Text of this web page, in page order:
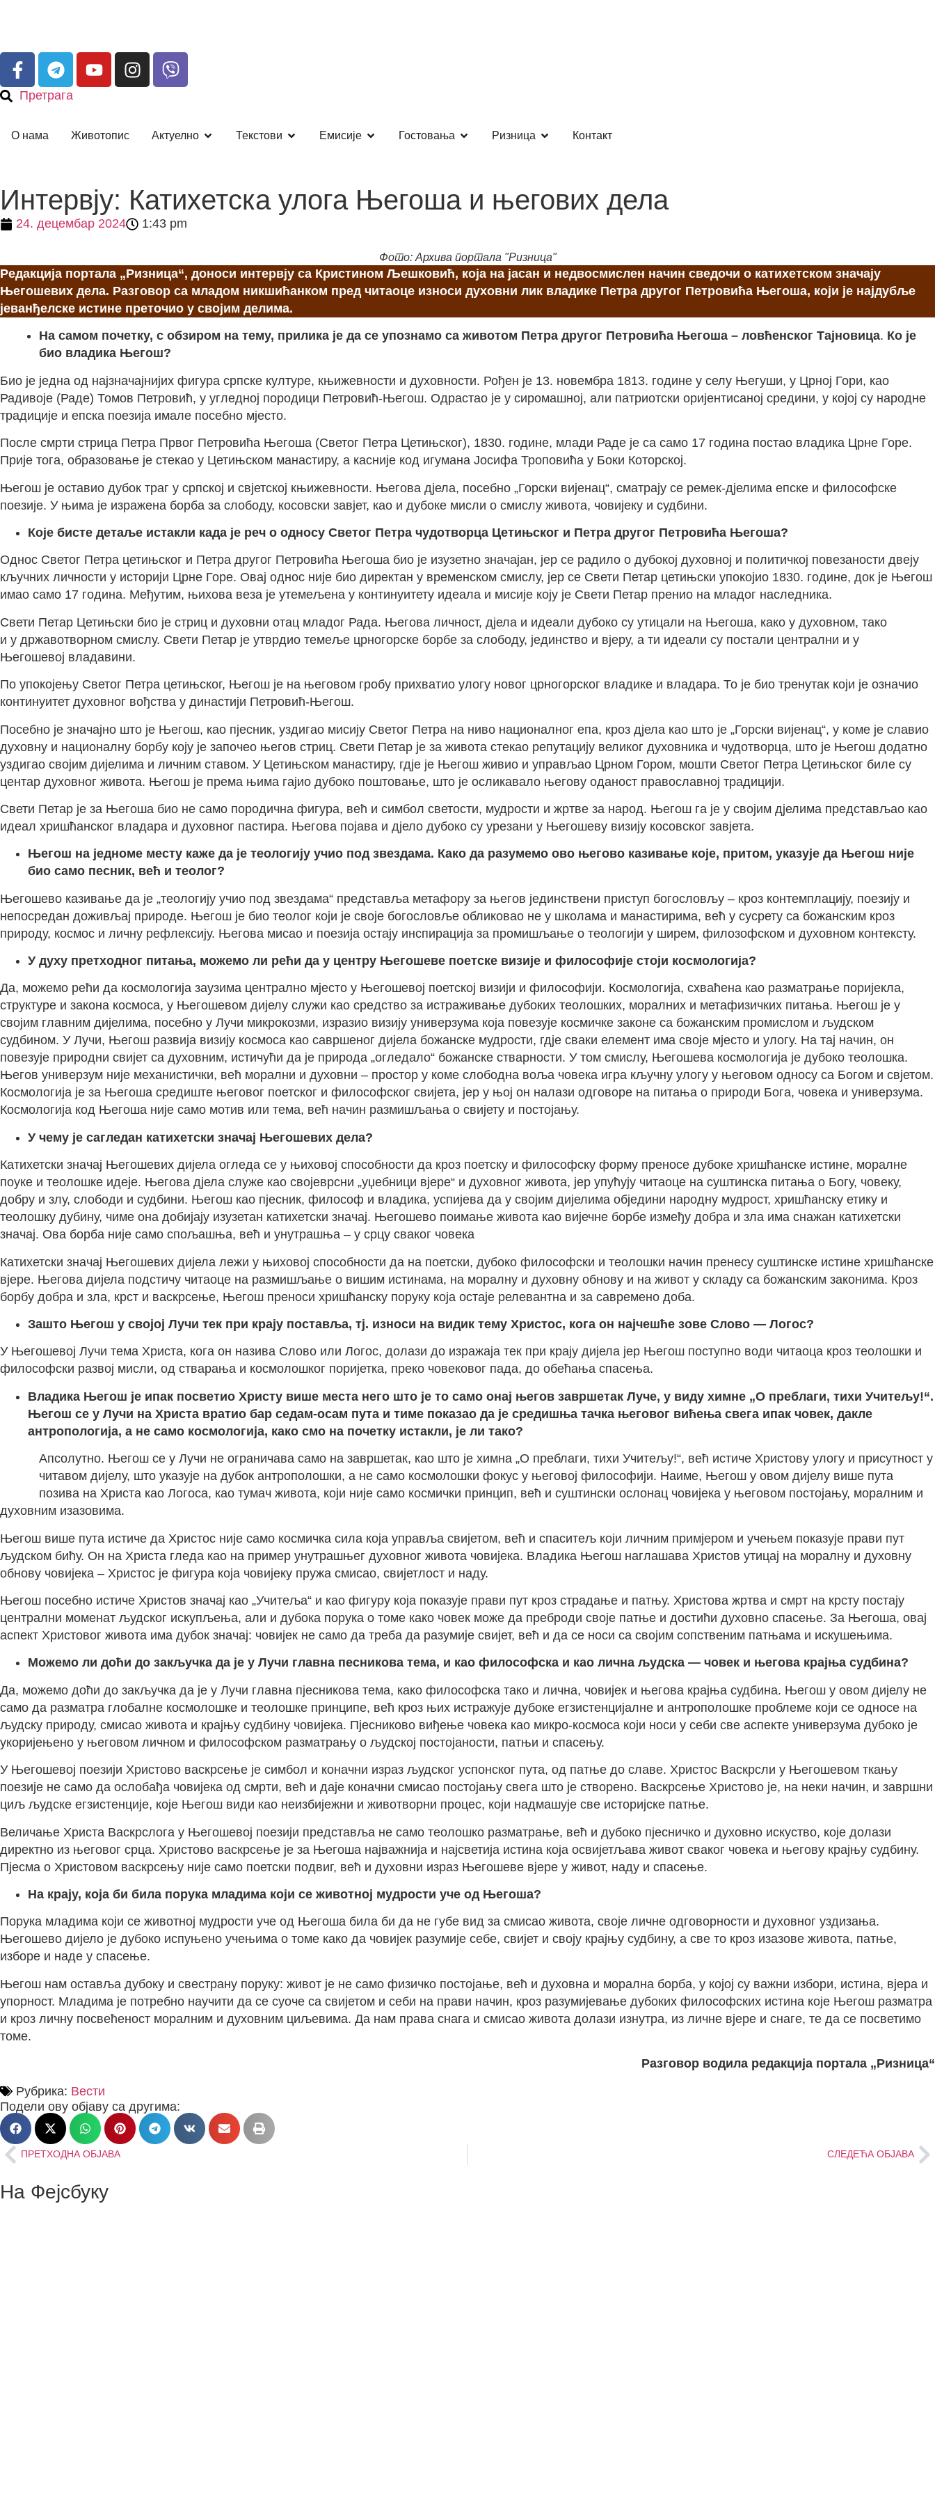
Претрага
О нама Животопис Актуелно Текстови Емисије Гостовања Ризница Контакт
Интервју: Катихетска улога Његоша и његових дела
24. децембар 2024 1:43 pm
Фото: Архива портала "Ризница"
Редакција портала „Ризница“, доноси интервју са Кристином Љешковић, која на јасан и недвосмислен начин сведочи о катихетском значају
Његошевих дела. Разговор са младом никшићанком пред читаоце износи духовни лик владике Петра другог Петровића Његоша, који је најдубље
јеванђелске истине преточио у својим делима.
На самом почетку, с обзиром на тему, прилика је да се упознамо са животом Петра другог Петровића Његоша – ловћенског Тајновица. Ко је
био владика Његош?
Био је једна од најзначајнијих фигура српске културе, књижевности и духовности. Рођен је 13. новембра 1813. године у селу Његуши, у Црној Гори, као
Радивоје (Раде) Томов Петровић, у угледној породици Петровић-Његош. Одрастао је у сиромашној, али патриотски оријентисаној средини, у којој су народне
традиције и епска поезија имале посебно мјесто.
После смрти стрица Петра Првог Петровића Његоша (Светог Петра Цетињског), 1830. године, млади Раде је са само 17 година постао владика Црне Горе.
Прије тога, образовање је стекао у Цетињском манастиру, а касније код игумана Јосифа Троповића у Боки Которској.
Његош је оставио дубок траг у српској и свјетској књижевности. Његова дјела, посебно „Горски вијенац“, сматрају се ремек-дјелима епске и философске
поезије. У њима је изражена борба за слободу, косовски завјет, као и дубоке мисли о смислу живота, човијеку и судбини.
Које бисте детаље истакли када је реч о односу Светог Петра чудотворца Цетињског и Петра другог Петровића Његоша?
Однос Светог Петра цетињског и Петра другог Петровића Његоша био је изузетно значајан, јер се радило о дубокој духовној и политичкој повезаности двеју
кључних личности у историји Црне Горе. Овај однос није био директан у временском смислу, јер се Свети Петар цетињски упокојио 1830. године, док је Његош
имао само 17 година. Међутим, њихова веза је утемељена у континуитету идеала и мисије коју је Свети Петар пренио на младог наследника.
Свети Петар Цетињски био је стриц и духовни отац младог Рада. Његова личност, дјела и идеали дубоко су утицали на Његоша, како у духовном, тако
и у државотворном смислу. Свети Петар је утврдио темеље црногорске борбе за слободу, јединство и вјеру, а ти идеали су постали централни и у
Његошевој владавини.
По упокојењу Светог Петра цетињског, Његош је на његовом гробу прихватио улогу новог црногорског владике и владара. То је био тренутак који је означио
континуитет духовног вођства у династији Петровић-Његош.
Посебно је значајно што је Његош, као пјесник, уздигао мисију Светог Петра на ниво националног епа, кроз дјела као што је „Горски вијенац“, у коме је славио
духовну и националну борбу коју је започео његов стриц. Свети Петар је за живота стекао репутацију великог духовника и чудотворца, што је Његош додатно
уздигао својим дијелима и личним ставом. У Цетињском манастиру, гдје је Његош живио и управљао Црном Гором, мошти Светог Петра Цетињског биле су
центар духовног живота. Његош је према њима гајио дубоко поштовање, што је осликавало његову оданост православној традицији.
Свети Петар је за Његоша био не само породична фигура, већ и симбол светости, мудрости и жртве за народ. Његош га је у својим дјелима представљао као
идеал хришћанског владара и духовног пастира. Његова појава и дјело дубоко су урезани у Његошеву визију косовског завјета.
Његош на једноме месту каже да је теологију учио под звездама. Како да разумемо ово његово казивање које, притом, указује да Његош није
био само песник, већ и теолог?
Његошево казивање да је „теологију учио под звездама“ представља метафору за његов јединствени приступ богословљу – кроз контемплацију, поезију и
непосредан доживљај природе. Његош је био теолог који је своје богословље обликовао не у школама и манастирима, већ у сусрету са божанским кроз
природу, космос и личну рефлексију. Његова мисао и поезија остају инспирација за промишљање о теологији у ширем, филозофском и духовном контексту.
У духу претходног питања, можемо ли рећи да у центру Његошеве поетске визије и философије стоји космологија?
Да, можемо рећи да космологија заузима централно мјесто у Његошевој поетској визији и философији. Космологија, схваћена као разматрање поријекла,
структуре и закона космоса, у Његошевом дијелу служи као средство за истраживање дубоких теолошких, моралних и метафизичких питања. Његош је у
својим главним дијелима, посебно у Лучи микрокозми, изразио визију универзума која повезује космичке законе са божанским промислом и људском
судбином. У Лучи, Његош развија визију космоса као савршеног дијела божанске мудрости, гдје сваки елемент има своје мјесто и улогу. На тај начин, он
повезује природни свијет са духовним, истичући да је природа „огледало“ божанске стварности. У том смислу, Његошева космологија је дубоко теолошка.
Његов универзум није механистички, већ морални и духовни – простор у коме слободна воља човека игра кључну улогу у његовом односу са Богом и свјетом.
Космологија је за Његоша средиште његовог поетског и философског свијета, јер у њој он налази одговоре на питања о природи Бога, човека и универзума.
Космологија код Његоша није само мотив или тема, већ начин размишљања о свијету и постојању.
У чему је сагледан катихетски значај Његошевих дела?
Катихетски значај Његошевих дијела огледа се у њиховој способности да кроз поетску и философску форму преносе дубоке хришћанске истине, моралне
поуке и теолошке идеје. Његова дјела служе као својеврсни „уџебници вјере“ и духовног живота, јер упућују читаоце на суштинска питања о Богу, човеку,
добру и злу, слободи и судбини. Његош као пјесник, философ и владика, успијева да у својим дијелима обједини народну мудрост, хришћанску етику и
теолошку дубину, чиме она добијају изузетан катихетски значај. Његошево поимање живота као вијечне борбе између добра и зла има снажан катихетски
значај. Ова борба није само спољашња, већ и унутрашња – у срцу сваког човека
Катихетски значај Његошевих дијела лежи у њиховој способности да на поетски, дубоко философски и теолошки начин пренесу суштинске истине хришћанске
вјере. Његова дијела подстичу читаоце на размишљање о вишим истинама, на моралну и духовну обнову и на живот у складу са божанским законима. Кроз
борбу добра и зла, крст и васкрсење, Његош преноси хришћанску поруку која остаје релевантна и за савремено доба.
Зашто Његош у својој Лучи тек при крају поставља, тј. износи на видик тему Христос, кога он најчешће зове Слово — Логос?
У Његошевој Лучи тема Христа, кога он назива Слово или Логос, долази до изражаја тек при крају дијела јер Његош поступно води читаоца кроз теолошки и
философски развој мисли, од стварања и космолошког поријетка, преко човековог пада, до обећања спасења.
Владика Његош је ипак посветио Христу више места него што је то само онај његов завршетак Луче, у виду химне „О преблаги, тихи Учитељу!“.
Његош се у Лучи на Христа вратио бар седам-осам пута и тиме показао да је средишња тачка његовог вићења свега ипак човек, дакле
антропологија, а не само космологија, како смо на почетку истакли, је ли тако?
Апсолутно. Његош се у Лучи не ограничава само на завршетак, као што је химна „О преблаги, тихи Учитељу!“, већ истиче Христову улогу и присутност у
читавом дијелу, што указује на дубок антрополошки, а не само космолошки фокус у његовој философији. Наиме, Његош у овом дијелу више пута
позива на Христа као Логоса, као тумач живота, који није само космички принцип, већ и суштински ослонац човијека у његовом постојању, моралним и
духовним изазовима.
Његош више пута истиче да Христос није само космичка сила која управља свијетом, већ и спаситељ који личним примјером и учењем показује прави пут
људском бићу. Он на Христа гледа као на пример унутрашњег духовног живота човијека. Владика Његош наглашава Христов утицај на моралну и духовну
обнову човијека – Христос је фигура која човијеку пружа смисао, свијетлост и наду.
Његош посебно истиче Христов значај као „Учитеља“ и као фигуру која показује прави пут кроз страдање и патњу. Христова жртва и смрт на крсту постају
централни моменат људског искупљења, али и дубока порука о томе како човек може да преброди своје патње и достићи духовно спасење. За Његоша, овај
аспект Христовог живота има дубок значај: човијек не само да треба да разумије свијет, већ и да се носи са својим сопственим патњама и искушењима.
Можемо ли доћи до закључка да је у Лучи главна песникова тема, и као философска и као лична људска — човек и његова крајња судбина?
Да, можемо доћи до закључка да је у Лучи главна пјесникова тема, како философска тако и лична, човијек и његова крајња судбина. Његош у овом дијелу не
само да разматра глобалне космолошке и теолошке принципе, већ кроз њих истражује дубоке егзистенцијалне и антрополошке проблеме који се односе на
људску природу, смисао живота и крајњу судбину човијека. Пјесниково виђење човека као микро-космоса који носи у себи све аспекте универзума дубоко је
укоријењено у његовом личном и философском разматрању о људској постојаности, патњи и спасењу.
У Његошевој поезији Христово васкрсење је симбол и коначни израз људског успонског пута, од патње до славе. Христос Васкрсли у Његошевом ткању
поезије не само да ослобађа човијека од смрти, већ и даје коначни смисао постојању свега што је створено. Васкрсење Христово је, на неки начин, и завршни
циљ људске егзистенције, које Његош види као неизбијежни и животворни процес, који надмашује све историјске патње.
Величање Христа Васкрслога у Његошевој поезији представља не само теолошко разматрање, већ и дубоко пјесничко и духовно искуство, које долази
директно из његовог срца. Христово васкрсење је за Његоша најважнија и најсветија истина која освијетљава живот сваког човека и његову крајњу судбину.
Пјесма о Христовом васкрсењу није само поетски подвиг, већ и духовни израз Његошеве вјере у живот, наду и спасење.
На крају, која би била порука младима који се животној мудрости уче од Његоша?
Порука младима који се животној мудрости уче од Његоша била би да не губе вид за смисао живота, своје личне одговорности и духовног уздизања.
Његошево дијело је дубоко испуњено учењима о томе како да човијек разумије себе, свијет и своју крајњу судбину, а све то кроз изазове живота, патње,
изборе и наде у спасење.
Његош нам оставља дубоку и свестрану поруку: живот је не само физичко постојање, већ и духовна и морална борба, у којој су важни избори, истина, вјера и
упорност. Младима је потребно научити да се суоче са свијетом и себи на прави начин, кроз разумијевање дубоких философских истина које Његош разматра
и кроз личну посвећеност моралним и духовним циљевима. Да нам права снага и смисао живота долази изнутра, из личне вјере и снаге, те да се посветимо
томе.
Разговор водила редакција портала „Ризница“
Рубрика: Вести
Подели ову објаву са другима:
ПРЕТХОДНА ОБЈАВА СЛЕДЕЋА ОБЈАВА
На Фејсбуку